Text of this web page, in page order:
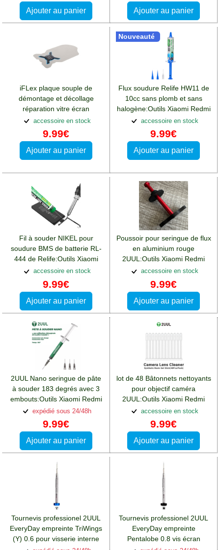
Ajouter au panier Ajouter au panier
iFLex plaque souple de
démontage et décollage
réparation vitre écran
smarttphone et tablette
accessoire en stock
9.99€
Ajouter au panier
Flux soudure Relife HW11 de
10cc sans plomb et sans
halogène:Outils Xiaomi Redmi
13(4G)
accessoire en stock
9.99€
Ajouter au panier
Nouveauté
Fil à souder NIKEL pour
soudure BMS de batterie RL-
444 de Relife:Outils Xiaomi
Redmi 13(4G)
accessoire en stock
9.99€
Ajouter au panier
Poussoir pour seringue de flux
en aluminium rouge
2UUL:Outils Xiaomi Redmi
13(4G)
accessoire en stock
9.99€
Ajouter au panier
2UUL Nano seringue de pâte
à souder 183 degrés avec 3
embouts:Outils Xiaomi Redmi
13(4G)
expédié sous 24/48h
9.99€
Ajouter au panier
lot de 48 Bâtonnets nettoyants
pour objectif caméra
2UUL:Outils Xiaomi Redmi
13(4G)
accessoire en stock
9.99€
Ajouter au panier
Tournevis professionel 2UUL
EveryDay empreinte TriWings
(Y) 0.6 pour visserie interne
Tournevis professionel 2UUL
EveryDay empreinte
Pentalobe 0.8 vis écran